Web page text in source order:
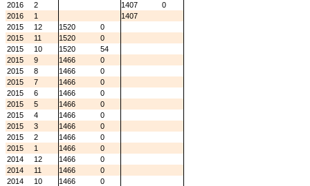
2016
2 1407
0
2016
1
1407
2015
12 1520
0
2015
11 1520
0
2015
10 1520
54
2015
9 1466
0
2015
8 1466
0
2015
7 1466
0
2015
6 1466
0
2015
5 1466
0
2015
4 1466
0
2015
3 1466
0
2015
2 1466
0
2015
1 1466
0
2014
12 1466
0
2014
11 1466
0
2014
10 1466
0